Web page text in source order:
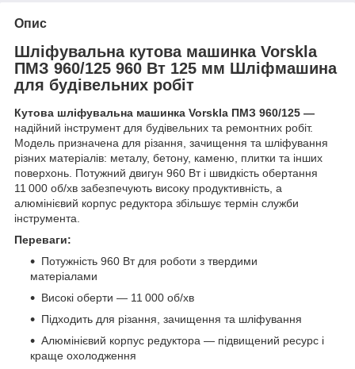
Опис
Шліфувальна кутова машинка Vorskla
ПМЗ 960/125 960 Вт 125 мм Шліфмашина
для будівельних робіт
Кутова шліфувальна машинка Vorskla ПМЗ 960/125 —
надійний інструмент для будівельних та ремонтних робіт.
Модель призначена для різання, зачищення та шліфування
різних матеріалів: металу, бетону, каменю, плитки та інших
поверхонь. Потужний двигун 960 Вт і швидкість обертання
11 000 об/хв забезпечують високу продуктивність, а
алюмінієвий корпус редуктора збільшує термін служби
інструмента.
Переваги:
Потужність 960 Вт для роботи з твердими
матеріалами
Високі оберти — 11 000 об/хв
Підходить для різання, зачищення та шліфування
Алюмінієвий корпус редуктора — підвищений ресурс і
краще охолодження